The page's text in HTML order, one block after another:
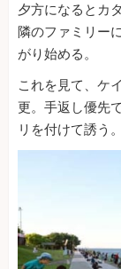
夕方になるとカ
隣のファミリー
がり始める。
これを見て、ケ
更。手返し優先
リを付けて誘う。